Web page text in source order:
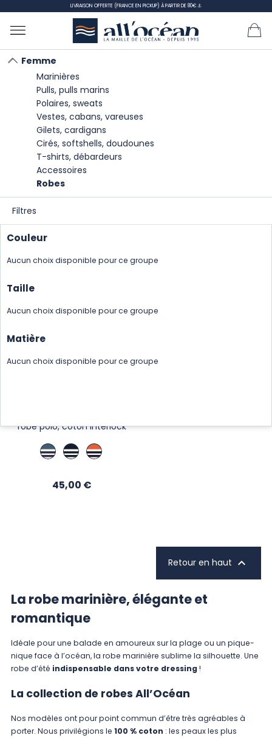
LIVRAISON OFFERTE (FRANCE EN PICKUP) À PARTIR DE 80€ ⚓
Accueil Femme
Robesfemme
Femme
Marinières
Pulls, pulls marins
Polaires, sweats
Vestes, cabans, vareuses
Gilets, cardigans
Cirés, softshells, doudounes
T-shirts, débardeurs
Accessoires
Robes
Filtres
Couleur
Aucun choix disponible pour ce groupe
Taille
Aucun choix disponible pour ce groupe
Matière
Aucun choix disponible pour ce groupe
Il y a 1 produit.
robe polo, coton interlock
Bleu
de
Marine
/
/
Tuile
/
Prix
45,00 €
Nouvelle collection !
Retour en haut 
La robe marinière, élégante et
romantique
Idéale pour une balade en amoureux sur la plage ou un pique-
nique face à l’océan, la robe marinière sublime la silhouette. Une
robe d’été indispensable dans votre dressing!
La collection de robes All’Océan
Nos modèles ont pour point commun d’être très agréables à
porter. Nous privilégions le 100 % coton : les peaux les plus